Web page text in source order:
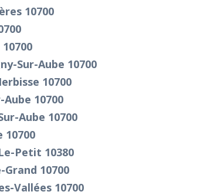
10700
Sur-Aube 10700
10700
10700
Aube 10700
10700
Petit 10380
10700
Vallées 10700